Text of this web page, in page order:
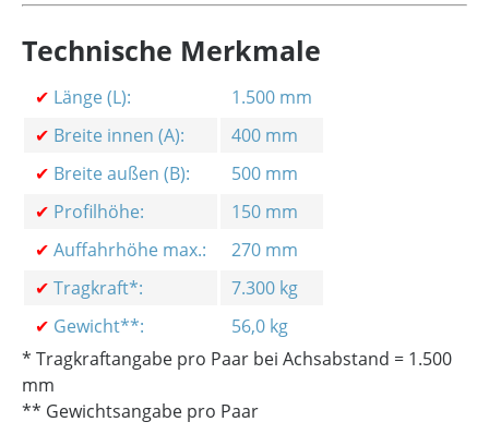
Technische Merkmale
✔ Länge (L):
1.500 mm
✔ Breite innen (A):
400 mm
✔ Breite außen (B):
500 mm
✔ Profilhöhe:
150 mm
✔ Auffahrhöhe max.:
270 mm
✔ Tragkraft*:
7.300 kg
✔ Gewicht**:
56,0 kg
* Tragkraftangabe pro Paar bei Achsabstand = 1.500
mm
** Gewichtsangabe pro Paar